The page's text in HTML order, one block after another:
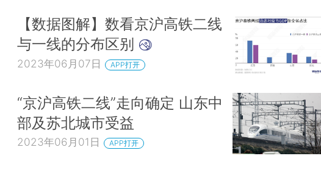
【数据图解】数看京沪高铁二线
与一线的分布区别
2023年06月07日 APP打开
“京沪高铁二线”走向确定 山东中
部及苏北城市受益
2023年06月01日 APP打开